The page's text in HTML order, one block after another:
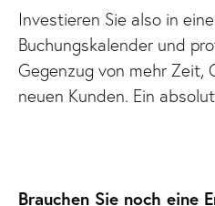
Investieren Sie also in
Buchungskalender und
Gegenzug von mehr Zeit,
neuen Kunden. Ein
Brauchen Sie noch eine